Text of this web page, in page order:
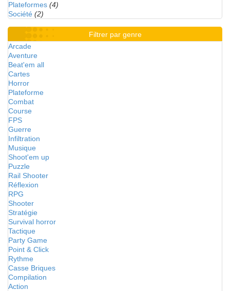
Plateformes (4)
Société (2)
Filtrer par genre
Arcade
Aventure
Beat'em all
Cartes
Horror
Plateforme
Combat
Course
FPS
Guerre
Infiltration
Musique
Shoot'em up
Puzzle
Rail Shooter
Réflexion
RPG
Shooter
Stratégie
Survival horror
Tactique
Party Game
Point & Click
Rythme
Casse Briques
Compilation
Action